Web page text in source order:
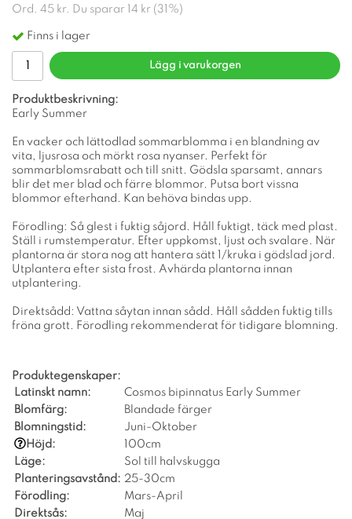
Ord. 45 kr. Du sparar 14 kr ( 31 %)
Finns i lager
Lägg i varukorgen
Produktbeskrivning:
Early Summer
En vacker och lättodlad sommarblomma i en blandning av
vita, ljusrosa och mörkt rosa nyanser. Perfekt för
sommarblomsrabatt och till snitt. Gödsla sparsamt, annars
blir det mer blad och färre blommor. Putsa bort vissna
blommor efterhand. Kan behöva bindas upp.
Förodling: Så glest i fuktig såjord. Håll fuktigt, täck med plast.
Ställ i rumstemperatur. Efter uppkomst, ljust och svalare. När
plantorna är stora nog att hantera sätt 1/kruka i gödslad jord.
Utplantera efter sista frost. Avhärda plantorna innan
utplantering.
Direktsådd: Vattna såytan innan sådd. Håll sådden fuktig tills
fröna grott. Förodling rekommenderat för tidigare blomning.
Produktegenskaper:
Latinskt namn:
Cosmos bipinnatus Early Summer
Blomfärg:
Blandade färger
Blomningstid:
Juni-Oktober
Höjd:
100cm
Läge:
Sol till halvskugga
Planteringsavstånd: 25-30cm
Förodling:
Mars-April
Direktsås:
Maj